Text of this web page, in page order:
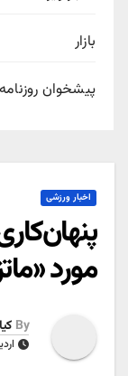
بازار
پیشخوان روزنامه
اخبار ورزشی
مورد
By